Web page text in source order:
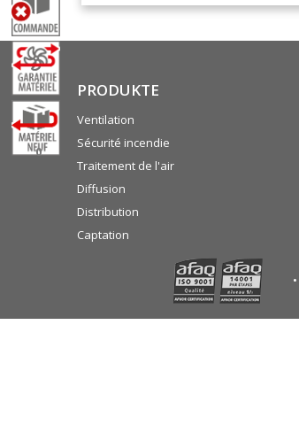
0
PRODUKTE
Ventilation
Sécurité incendie
Traitement de l'air
Diffusion
Distribution
Captation